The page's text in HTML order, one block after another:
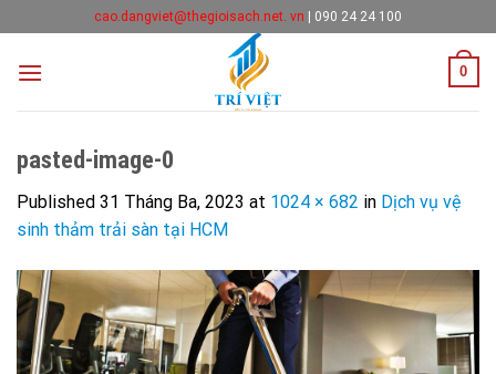
to
content
cao.dangviet@thegioisach.net. vn | 090 24 24 100
0
pasted-image-0
Published 31 Tháng Ba, 2023 at 1024 × 682 in Dịch vụ vệ
sinh thảm trải sàn tại HCM